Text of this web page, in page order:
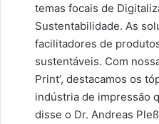
temas focais de
Sustentabilidade. As
facilitadores de
sustentáveis. Com
Print’, destacamos os
indústria de impressão
disse o Dr. Andreas